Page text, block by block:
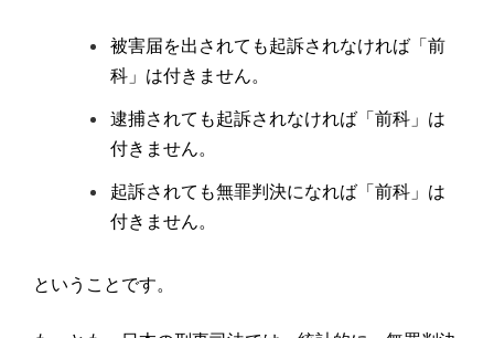
被害届を出されても起訴されなければ「前
科」は付きません。
逮捕されても起訴されなければ「前科」は
付きません。
起訴されても無罪判決になれば「前科」は
付きません。
ということです。